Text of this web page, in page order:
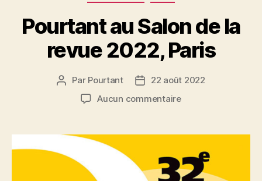
Pourtant au Salon de la
revue 2022, Paris
Auteur
l’article
Par Pourtant
Date22 août 2022
Aucun commentairesur
Salon
la
revue